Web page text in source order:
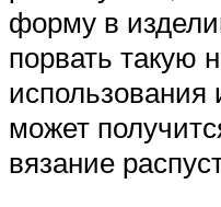
форму в
порвать такую
использования
может
вязание